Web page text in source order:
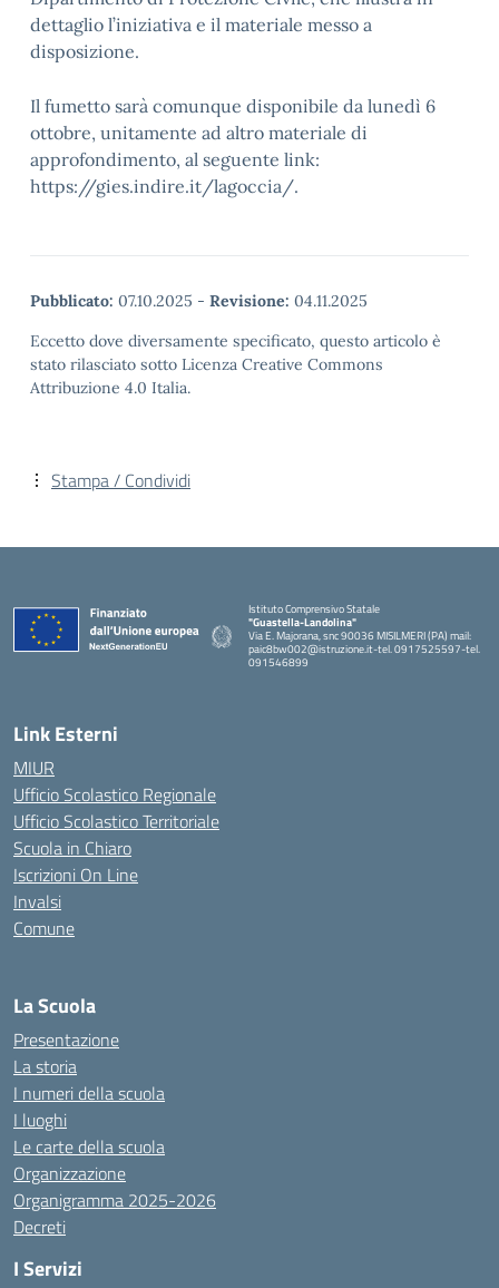
dettaglio l’iniziativa e il materiale messo a
disposizione.
Il fumetto sarà comunque disponibile da lunedì 6
ottobre, unitamente ad altro materiale di
approfondimento, al seguente link:
https://gies.indire.it/lagoccia/.
Pubblicato: 07.10.2025 - Revisione: 04.11.2025
Eccetto dove diversamente specificato, questo articolo è
stato rilasciato sotto Licenza Creative Commons
Attribuzione 4.0 Italia.
Stampa / Condividi
Istituto Comprensivo Statale
"Guastella-Landolina"
Via E. Majorana, snc 90036 MISILMERI (PA) mail:
paic8bw002@istruzione.it-tel. 0917525597-tel.
091546899
Link Esterni
MIUR
Ufficio Scolastico Regionale
Ufficio Scolastico Territoriale
Scuola in Chiaro
Iscrizioni On Line
Invalsi
Comune
La Scuola
Presentazione
La storia
I numeri della scuola
I luoghi
Le carte della scuola
Organizzazione
Organigramma 2025-2026
Decreti
I Servizi